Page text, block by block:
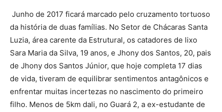
Junho de 2017 ficará marcado pelo cruzamento tortuoso
da história de duas famílias. No Setor de Chácaras Santa
Luzia, área carente da Estrutural, os catadores de lixo
Sara Maria da Silva, 19 anos, e Jhony dos Santos, 20, pais
de Jhony dos Santos Júnior, que hoje completa 17 dias
de vida, tiveram de equilibrar sentimentos antagônicos e
enfrentar muitas incertezas no nascimento do primeiro
filho. Menos de 5km dali, no Guará 2, a ex-estudante de